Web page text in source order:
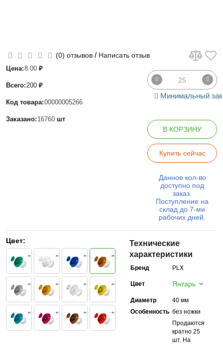
(0) отзывов / Написать отзыв
Цена:8.00 ₽
Всего: 200 ₽
Код товара:00000005266
Заказано: 16760 шт
Минимальный
В КОРЗИНУ
Купить сейчас
Данное кол-во
доступно под
заказ.
Поступление на
склад до 7-ми
рабочих дней.
Цвет:
Технические
характеристики
Бренд PLX
Цвет Янтарь
Диаметр
40 мм
Особенность без ножки
Продаются
кратно 25
шт. На